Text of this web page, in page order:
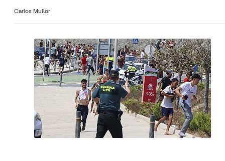
Carlos Mullor